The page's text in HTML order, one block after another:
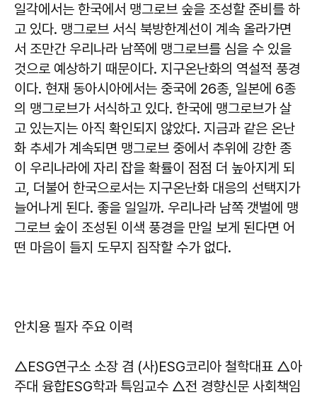
일각에서는 한국에서 맹그로브 숲을 조성할 준비를 하
고 있다. 맹그로브 서식 북방한계선이 계속 올라가면
서 조만간 우리나라 남쪽에 맹그로브를 심을 수 있을
것으로 예상하기 때문이다. 지구온난화의 역설적 풍경
이다. 현재 동아시아에서는 중국에 26종, 일본에 6종
의 맹그로브가 서식하고 있다. 한국에 맹그로브가 살
고 있는지는 아직 확인되지 않았다. 지금과 같은 온난
화 추세가 계속되면 맹그로브 중에서 추위에 강한 종
이 우리나라에 자리 잡을 확률이 점점 더 높아지게 되
고, 더불어 한국으로서는 지구온난화 대응의 선택지가
늘어나게 된다. 좋을 일일까. 우리나라 남쪽 갯벌에 맹
그로브 숲이 조성된 이색 풍경을 만일 보게 된다면 어
떤 마음이 들지 도무지 짐작할 수가 없다.
안치용 필자 주요 이력
△ESG연구소 소장 겸 (사)ESG코리아 철학대표 △아
주대 융합ESG학과 특임교수 △전 경향신문 사회책임